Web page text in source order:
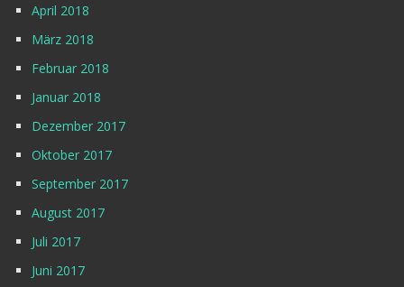
April 2018
März 2018
Februar 2018
Januar 2018
Dezember 2017
Oktober 2017
September 2017
August 2017
Juli 2017
Juni 2017